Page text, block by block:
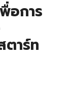
อการ
ตาร์ท